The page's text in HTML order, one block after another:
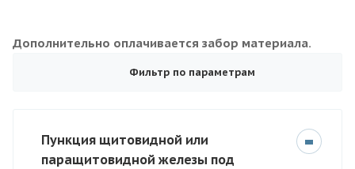
Дополнительно оплачивается забор материала.
Фильтр по параметрам
Пункция щитовидной или
паращитовидной железы под